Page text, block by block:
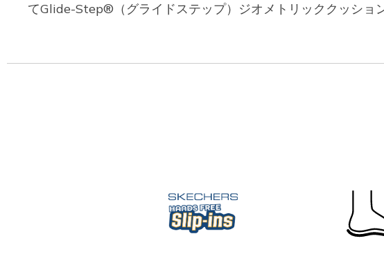
てGlide-Step®（グライドステップ）ジオメトリッククッショ